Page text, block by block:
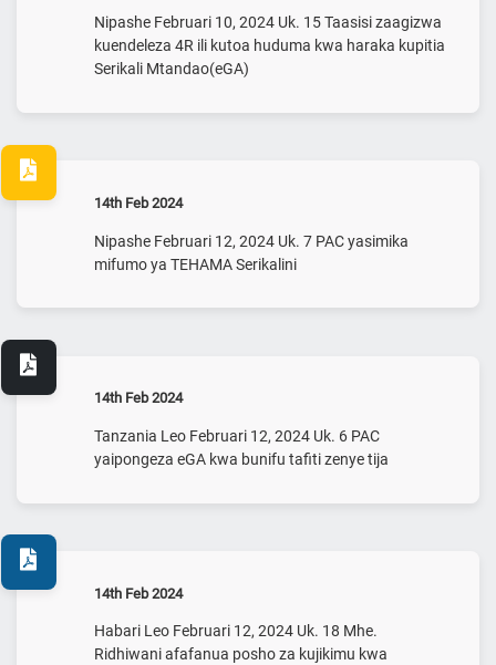
Nipashe Februari 10, 2024 Uk. 15 Taasisi zaagizwa
kuendeleza 4R ili kutoa huduma kwa haraka kupitia
Serikali Mtandao(eGA)
14th Feb 2024
Nipashe Februari 12, 2024 Uk. 7 PAC yasimika
mifumo ya TEHAMA Serikalini
14th Feb 2024
Tanzania Leo Februari 12, 2024 Uk. 6 PAC
yaipongeza eGA kwa bunifu tafiti zenye tija
14th Feb 2024
Habari Leo Februari 12, 2024 Uk. 18 Mhe.
Ridhiwani afafanua posho za kujikimu kwa